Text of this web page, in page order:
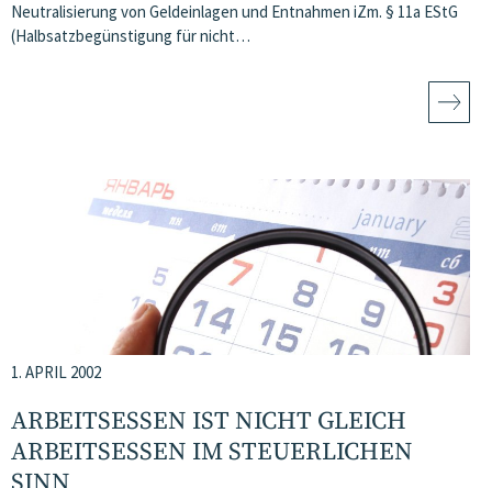
Neutralisierung von Geldeinlagen und Entnahmen iZm. § 11a EStG
(Halbsatzbegünstigung für nicht…
1. APRIL 2002
ARBEITSESSEN IST NICHT GLEICH
ARBEITSESSEN IM STEUERLICHEN